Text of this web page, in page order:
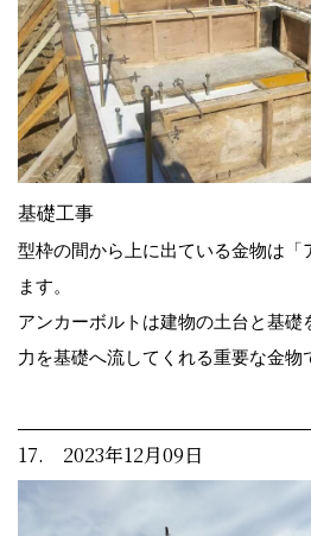
基礎工事
型枠の間から上に出ている金物は「
ます。
アンカーボルトは建物の土台と基礎
力を基礎へ流してくれる重要な金物
17. 2023年12月09日